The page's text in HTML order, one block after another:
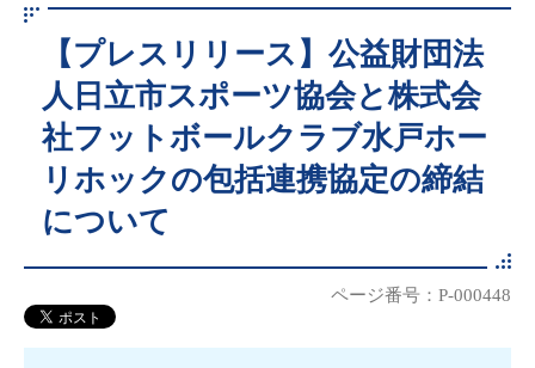
【プレスリリース】公益財団法
人日立市スポーツ協会と株式会
社フットボールクラブ水戸ホー
リホックの包括連携協定の締結
について
ページ番号：P-000448